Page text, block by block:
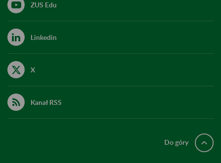
ZUS Edu
Linkedin
X
Kanał RSS
Do góry